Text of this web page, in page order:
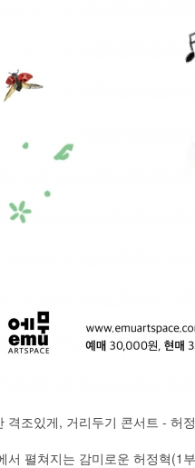
격조있게, 거리두기 콘서트 - 허
서 펼쳐지는 감미로운 허정혁(1